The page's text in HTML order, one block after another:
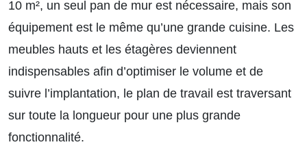
10 m², un seul pan de mur est nécessaire, mais son
équipement est le même qu’une grande cuisine. Les
meubles hauts et les étagères deviennent
indispensables afin d’optimiser le volume et de
suivre l’implantation, le plan de travail est traversant
sur toute la longueur pour une plus grande
fonctionnalité.